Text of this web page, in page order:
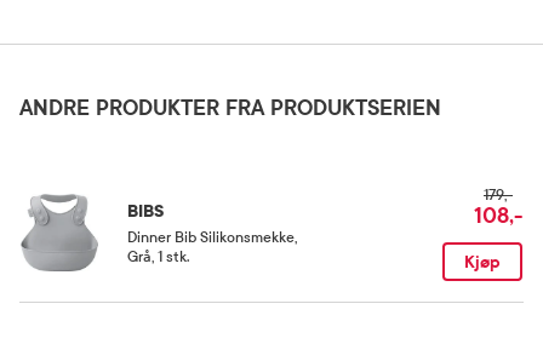
Rom (15-25 grader)
ANDRE PRODUKTER FRA PRODUKTSERIEN
BIBS
Dinner Bib Silikonsmekke
Grå, 1 stk.
179,-
108,-
Kjøp